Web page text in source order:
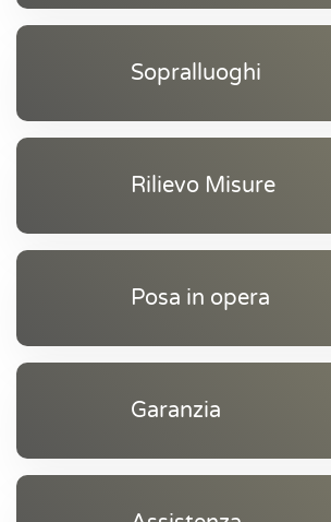
Sopralluoghi
Rilievo Misure
Posa in opera
Garanzia